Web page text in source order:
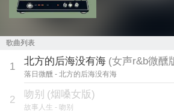
歌曲列表
1 北方的后海没有海 (女声r&b微醺
落日微醺 - 北方的后海没有海
2 吻别 (烟嗓女版)
故事人生 - 吻别